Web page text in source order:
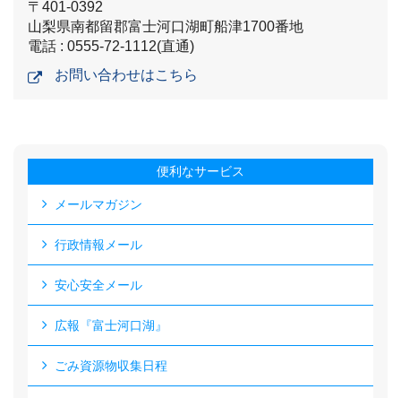
〒401-0392
山梨県南都留郡富士河口湖町船津1700番地
電話 : 0555-72-1112(直通)
お問い合わせはこちら
便利なサービス
メールマガジン
行政情報メール
安心安全メール
広報『富士河口湖』
ごみ資源物収集日程